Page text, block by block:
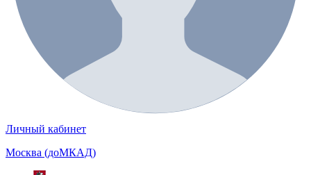
Личный кабинет
Москва (доМКАД)